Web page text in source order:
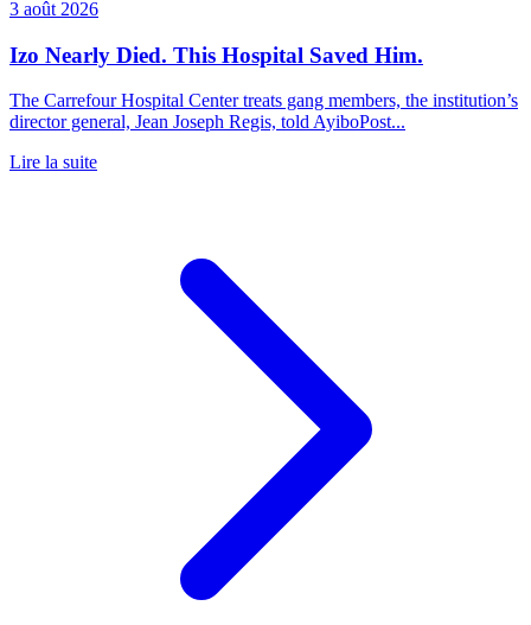
3 août 2026
Izo Nearly Died. This Hospital Saved Him.
The Carrefour Hospital Center treats gang members, the institution’s
director general, Jean Joseph Regis, told AyiboPost...
Lire la suite